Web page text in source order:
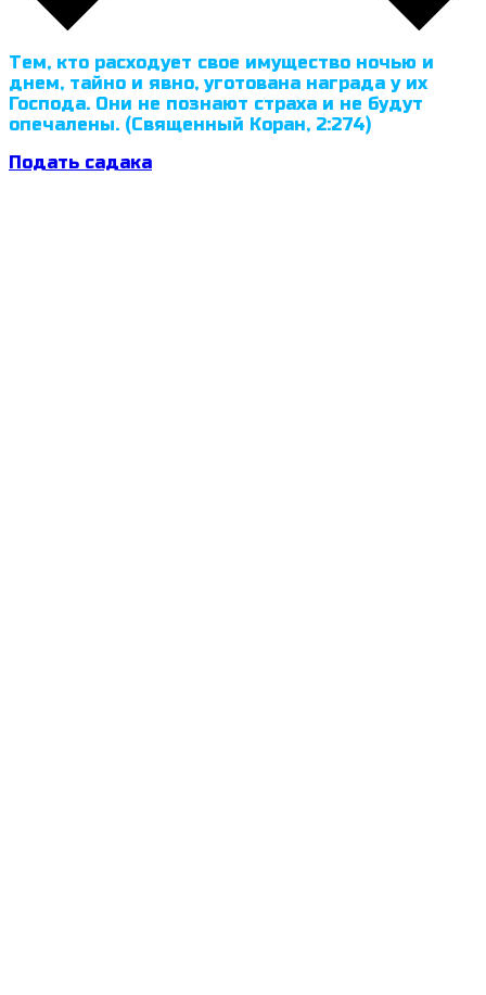
Тем, кто расходует свое имущество ночью и
днем, тайно и явно, уготована награда у их
Господа. Они не познают страха и не будут
опечалены. (Священный Коран, 2:274)
Подать садака